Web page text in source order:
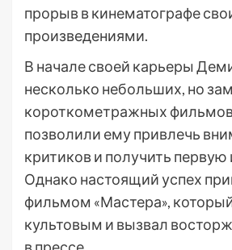
прорыв в кинематографе
произведениями.
В начале своей карьеры
несколько небольших, но
короткометражных
позволили ему привлечь
критиков и получить первую
Однако настоящий успех
фильмом «Мастера»,
культовым и вызвал